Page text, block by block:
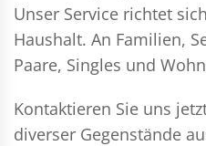
Unser Service richtet
Haushalt. An Familien,
Paare, Singles und
Kontaktieren Sie uns
diverser Gegenstände